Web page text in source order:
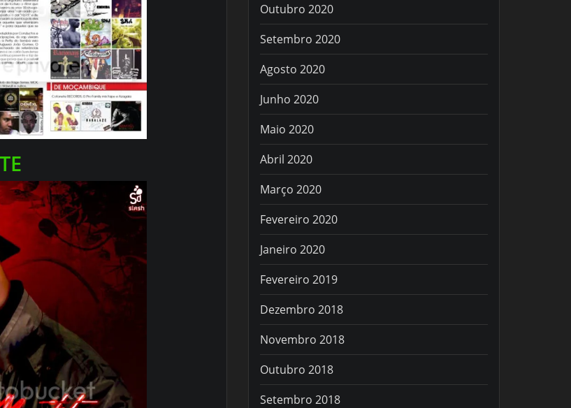
Outubro 2020
Setembro 2020
Agosto 2020
Junho 2020
Maio 2020
Abril 2020
Março 2020
Fevereiro 2020
Janeiro 2020
Fevereiro 2019
Dezembro 2018
Novembro 2018
Outubro 2018
Setembro 2018